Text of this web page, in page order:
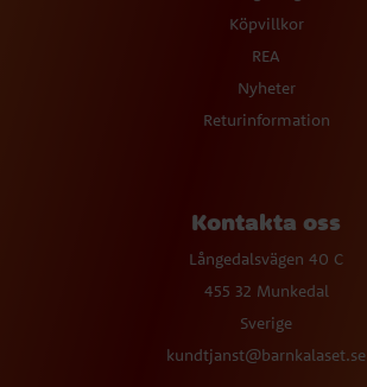
Köpvillkor
REA
Nyheter
Returinformation
Kontakta oss
Långedalsvägen 40 C
455 32 Munkedal
Sverige
kundtjanst@barnkalaset.se